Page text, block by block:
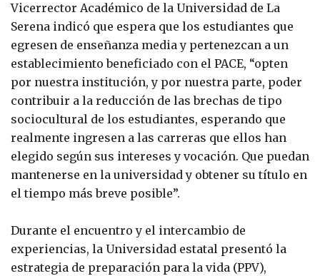
Vicerrector Académico de la Universidad de La
Serena indicó que espera que los estudiantes que
egresen de enseñanza media y pertenezcan a un
establecimiento beneficiado con el PACE, “opten
por nuestra institución, y por nuestra parte, poder
contribuir a la reducción de las brechas de tipo
sociocultural de los estudiantes, esperando que
realmente ingresen a las carreras que ellos han
elegido según sus intereses y vocación. Que puedan
mantenerse en la universidad y obtener su título en
el tiempo más breve posible”.
Durante el encuentro y el intercambio de
experiencias, la Universidad estatal presentó la
estrategia de preparación para la vida (PPV),